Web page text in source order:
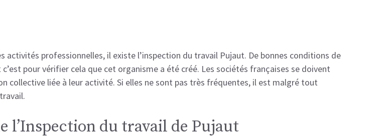
professionnelles, il existe l’inspection du travail Pujaut. De bonnes conditions de
pour vérifier cela que cet organisme a été créé. Les sociétés françaises se doivent
collective liée à leur activité. Si elles ne sont pas très fréquentes, il est malgré tout
l’Inspection du travail de Pujaut